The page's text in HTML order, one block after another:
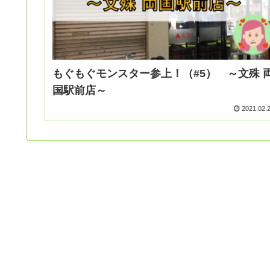
もぐもぐモンスター参上！（#5） ～文殊
国駅前店～